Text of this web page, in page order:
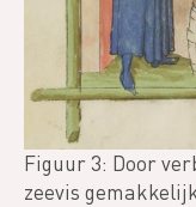
Figuur 3: Door
zeevis